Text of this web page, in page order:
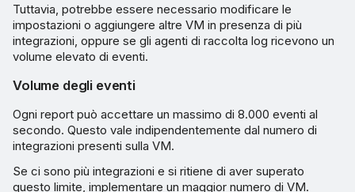
Tuttavia, potrebbe essere necessario modificare le
impostazioni o aggiungere altre VM in presenza di più
integrazioni, oppure se gli agenti di raccolta log ricevono un
volume elevato di eventi.
Volume degli eventi
Ogni report può accettare un massimo di 8.000 eventi al
secondo. Questo vale indipendentemente dal numero di
integrazioni presenti sulla VM.
Se ci sono più integrazioni e si ritiene di aver superato
questo limite, implementare un maggior numero di VM.